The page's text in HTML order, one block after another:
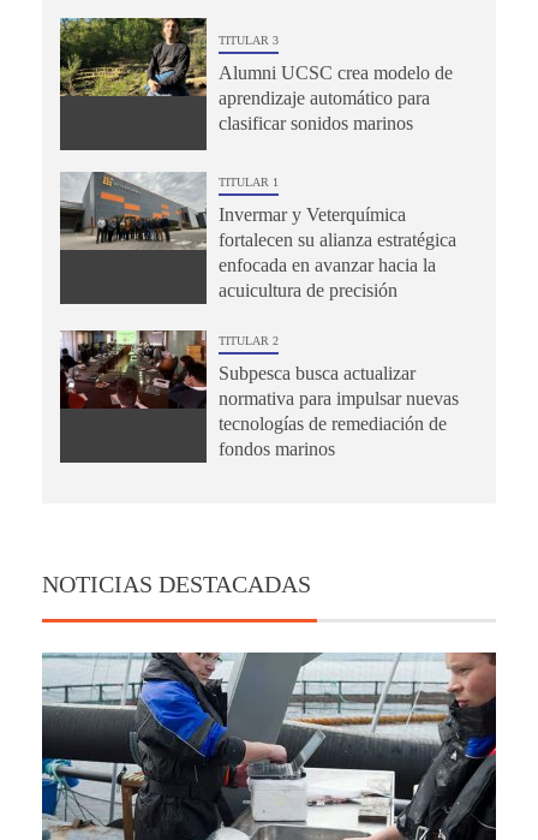
TITULAR 3
Alumni UCSC crea modelo de
aprendizaje automático para
clasificar sonidos marinos
TITULAR 1
Invermar y Veterquímica
fortalecen su alianza estratégica
enfocada en avanzar hacia la
acuicultura de precisión
TITULAR 2
Subpesca busca actualizar
normativa para impulsar nuevas
tecnologías de remediación de
fondos marinos
NOTICIAS DESTACADAS